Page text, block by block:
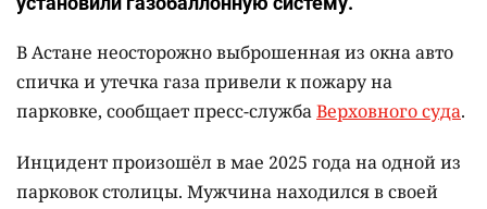
В Астане неосторожно выброшенная из окна авто
спичка и утечка газа привели к пожару на
парковке, сообщает пресс-службаВерховного суда.
Инцидент произошёл в мае 2025 года на одной из
парковок столицы. Мужчина находился в своей